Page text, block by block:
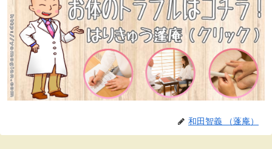
和田智義 （蓬庵）